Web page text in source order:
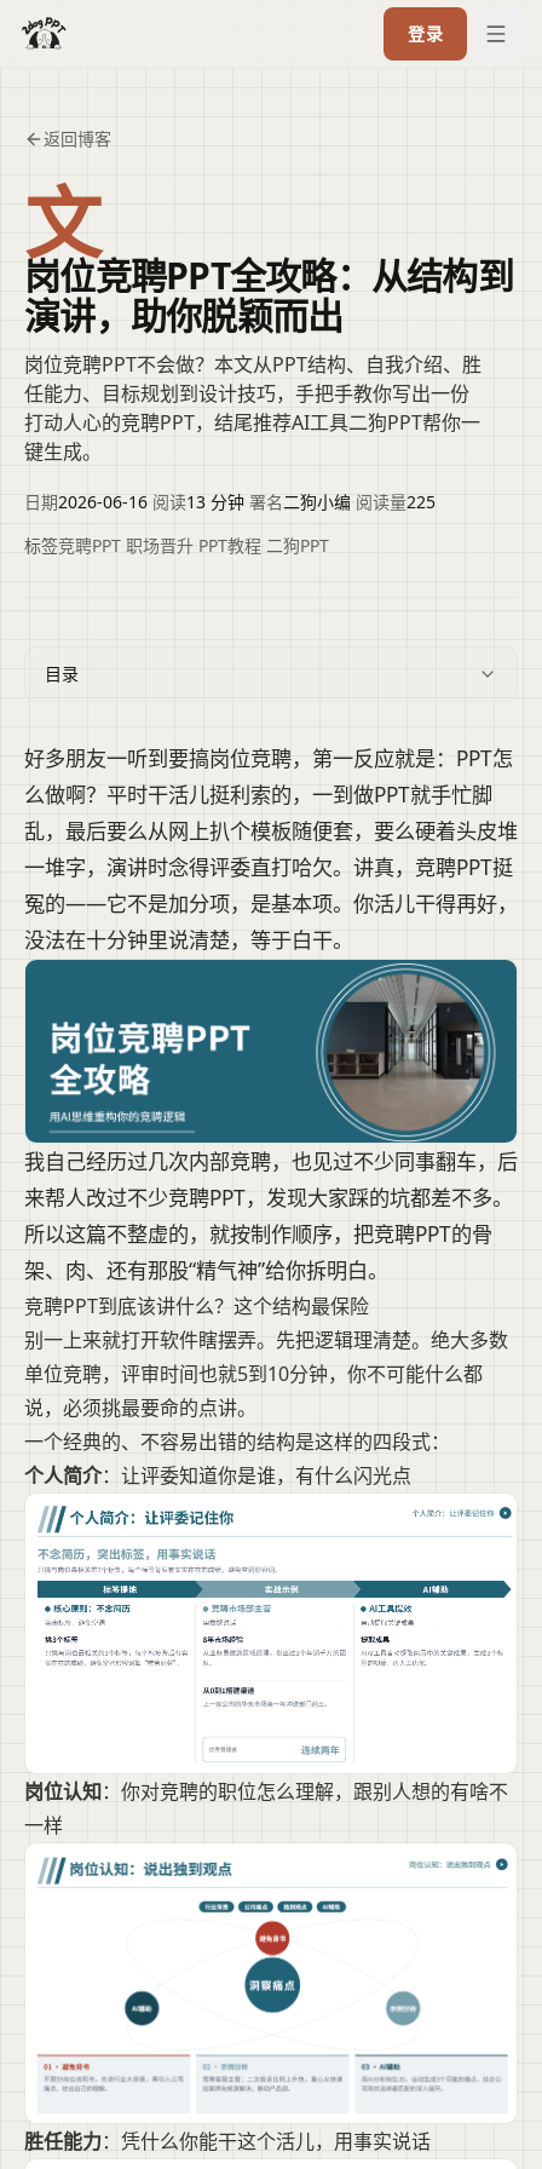
登录
返回博客
文
岗位竞聘PPT全攻略：从结构到
演讲，助你脱颖而出
岗位竞聘PPT不会做？本文从PPT结构、自我介绍、胜
任能力、目标规划到设计技巧，手把手教你写出一份
打动人心的竞聘PPT，结尾推荐AI工具二狗PPT帮你一
键生成。
日期2026-06-16 阅读13 分钟 署名二狗小编 阅读量225
标签竞聘PPT 职场晋升 PPT教程 二狗PPT
目录
好多朋友一听到要搞岗位竞聘，第一反应就是：PPT怎
么做啊？平时干活儿挺利索的，一到做PPT就手忙脚
乱，最后要么从网上扒个模板随便套，要么硬着头皮堆
一堆字，演讲时念得评委直打哈欠。讲真，竞聘PPT挺
冤的——它不是加分项，是基本项。你活儿干得再好，
没法在十分钟里说清楚，等于白干。
我自己经历过几次内部竞聘，也见过不少同事翻车，后
来帮人改过不少竞聘PPT，发现大家踩的坑都差不多。
所以这篇不整虚的，就按制作顺序，把竞聘PPT的骨
架、肉、还有那股“精气神”给你拆明白。
竞聘PPT到底该讲什么？这个结构最保险
别一上来就打开软件瞎摆弄。先把逻辑理清楚。绝大多数
单位竞聘，评审时间也就5到10分钟，你不可能什么都
说，必须挑最要命的点讲。
一个经典的、不容易出错的结构是这样的四段式：
个人简介：让评委知道你是谁，有什么闪光点
岗位认知：你对竞聘的职位怎么理解，跟别人想的有啥不
一样
胜任能力：凭什么你能干这个活儿，用事实说话